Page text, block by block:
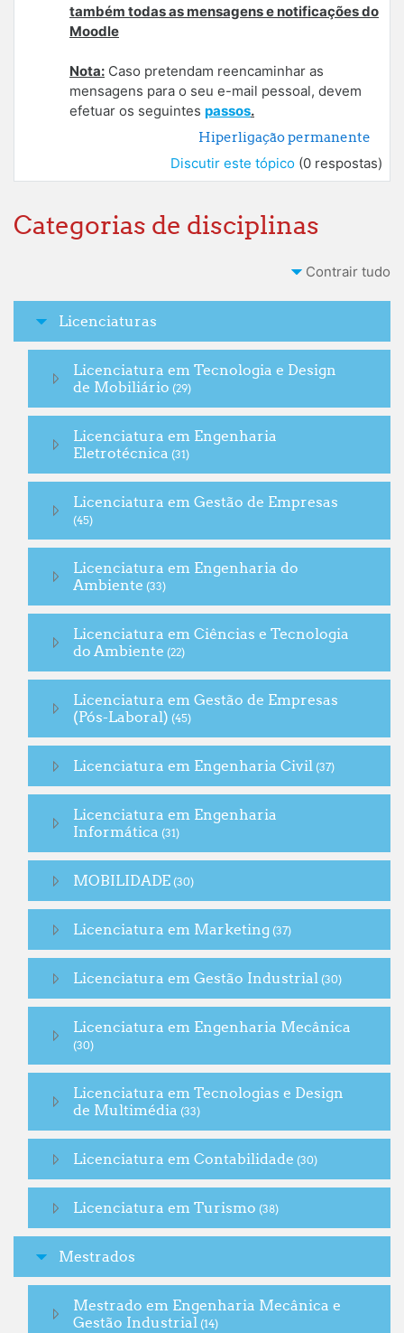
também todas as mensagens e notificações do
Moodle
Nota: Caso pretendam reencaminhar as
mensagens para o seu e-mail pessoal, devem
efetuar os seguintes passos.
Hiperligação permanente
Discutir este tópico (0 respostas)
Categorias de disciplinas
Contrair tudo
Licenciaturas
Licenciatura em Tecnologia e Design
de Mobiliário (29)
Licenciatura em Engenharia
Eletrotécnica (31)
Licenciatura em Gestão de Empresas
(45)
Licenciatura em Engenharia do
Ambiente (33)
Licenciatura em Ciências e Tecnologia
do Ambiente (22)
Licenciatura em Gestão de Empresas
(Pós-Laboral) (45)
Licenciatura em Engenharia Civil (37)
Licenciatura em Engenharia
Informática (31)
MOBILIDADE (30)
Licenciatura em Marketing (37)
Licenciatura em Gestão Industrial (30)
Licenciatura em Engenharia Mecânica
(30)
Licenciatura em Tecnologias e Design
de Multimédia (33)
Licenciatura em Contabilidade (30)
Licenciatura em Turismo (38)
Mestrados
Mestrado em Engenharia Mecânica e
Gestão Industrial (14)